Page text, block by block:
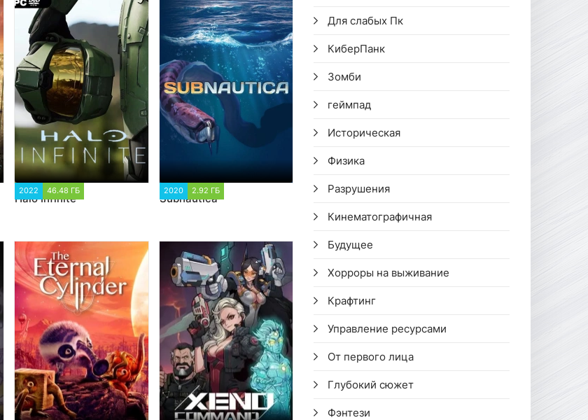
2022 46.48 ГБ
Halo Infinite
2020 2.92 ГБ
Subnautica
Для слабых Пк
КиберПанк
Зомби
геймпад
Историческая
Физика
Разрушения
Кинематографичная
Будущее
Хорроры на выживание
Крафтинг
Управление ресурсами
От первого лица
Глубокий сюжет
Фэнтези